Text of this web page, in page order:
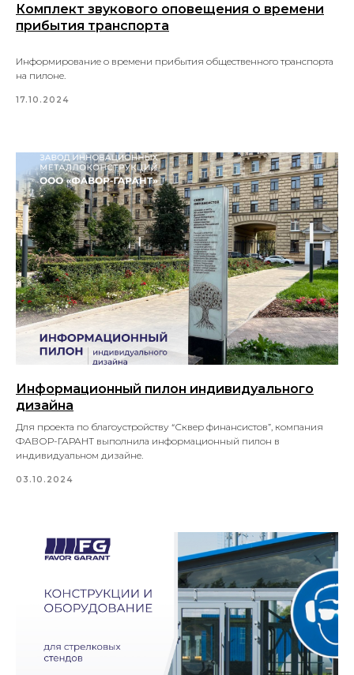
Комплект звукового оповещения о времени
прибытия транспорта
Информирование о времени прибытия общественного транспорта
на пилоне.
17.10.2024
Информационный пилон индивидуального
дизайна
Для проекта по благоустройству “Сквер финансистов”, компания
ФАВОР-ГАРАНТ выполнила информационный пилон в
индивидуальном дизайне.
03.10.2024